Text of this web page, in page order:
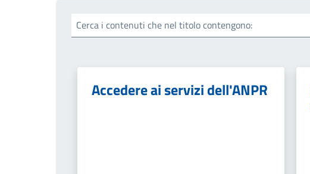
Cerca i contenuti che nel titolo contengono:
Accedere ai servizi dell'ANPR